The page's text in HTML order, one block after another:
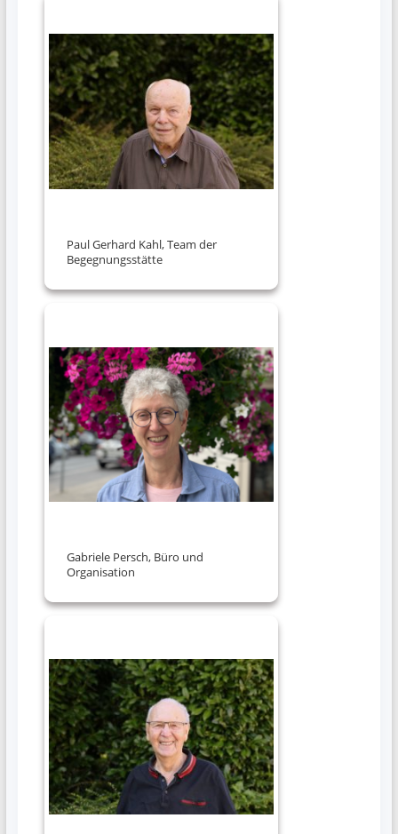
Paul Gerhard Kahl, Team der
Begegnungsstätte
Gabriele Persch, Büro und
Organisation